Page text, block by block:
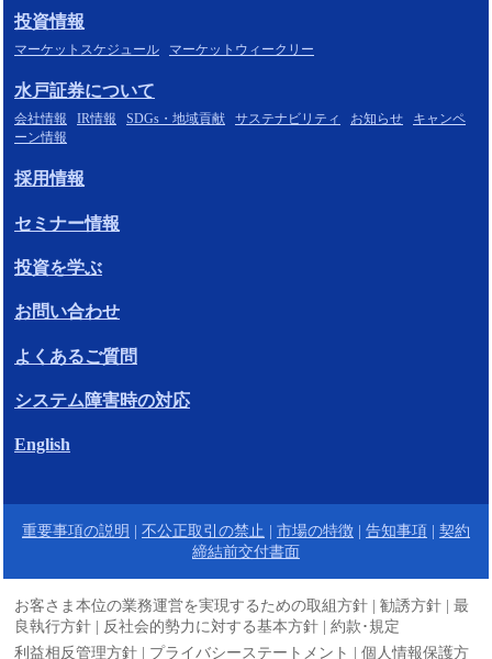
投資情報
マーケットスケジュール マーケットウィークリー
水戸証券について
会社情報 IR情報 SDGs・地域貢献 サステナビリティ お知らせ
キャンペ
ーン情報
採用情報
セミナー情報
投資を学ぶ
お問い合わせ
よくあるご質問
システム障害時の対応
English
重要事項の説明 | 不公正取引の禁止 | 市場の特徴 | 告知事項 | 契約
締結前交付書面
お客さま本位の業務運営を実現するための取組方針 | 勧誘方針 | 最
良執行方針 | 反社会的勢力に対する基本方針 | 約款･規定
利益相反管理方針 | プライバシーステートメント | 個人情報保護方